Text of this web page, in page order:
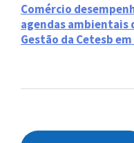
Comércio
agendas
Gestão da Cetesb